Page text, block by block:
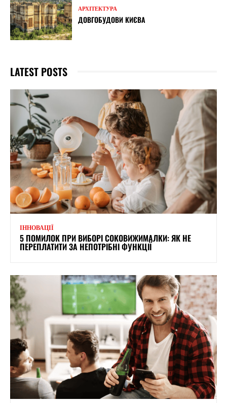
АРХІТЕКТУРА
ДОВГОБУДОВИ КИЄВА
LATEST POSTS
ІННОВАЦІЇ
5 ПОМИЛОК ПРИ ВИБОРІ СОКОВИЖИМАЛКИ: ЯК НЕ
ПЕРЕПЛАТИТИ ЗА НЕПОТРІБНІ ФУНКЦІЇ